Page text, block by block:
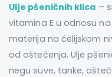
Ulje pšeničnih klica –
vitamina E u odnosu
materija na ćelijskom
od oštećenja. Ulje
negu suve, tanke,